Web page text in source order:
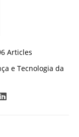
Articles
e Tecnologia da